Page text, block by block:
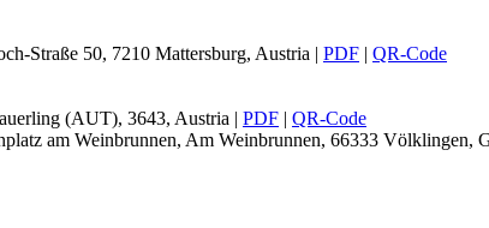
Straße 50, 7210 Mattersburg, Austria | PDF | QR-Code
(AUT), 3643, Austria | PDF | QR-Code
am Weinbrunnen, Am Weinbrunnen, 66333 Völklingen,